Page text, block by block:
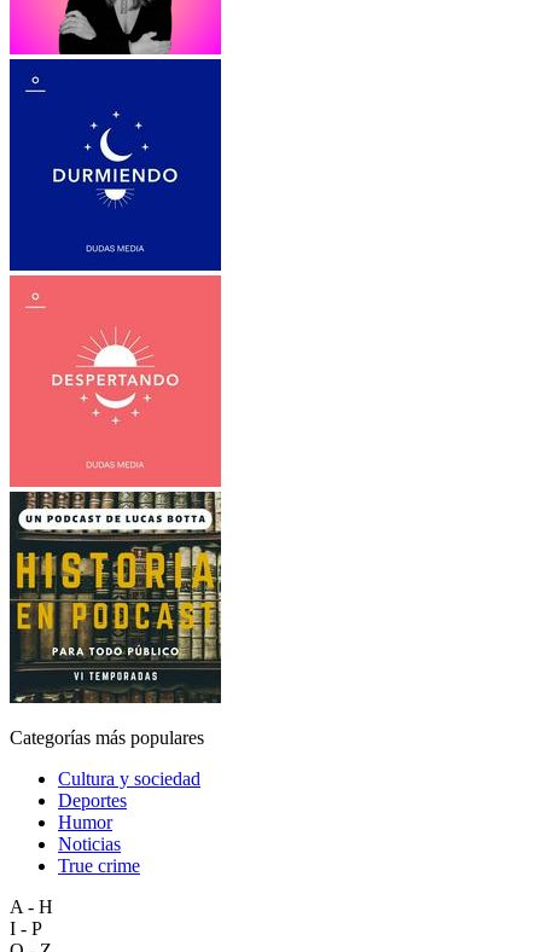
Categorías más populares
Cultura y sociedad
Deportes
Humor
Noticias
True crime
A - H
I - P